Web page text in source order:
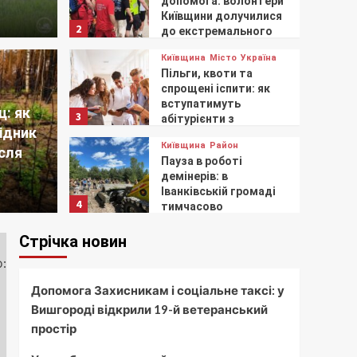
для найменших:
поліцейські
із дітьми
як
2
Київщини долучилися
до екстремального
3
Київщина Місто Україна
Пільги, квоти та
спрощені іспити: як
вступатимуть
абітурієнти з
територій у 2026 році
4
Київщина Район
Пауза в роботі
демінерів: в
Іванківській громаді
тимчасово
5
будинків
Стрічка новин
Допомога Захисникам і соціальне таксі: у
Вишгороді відкрили 19-й ветеранський
простір